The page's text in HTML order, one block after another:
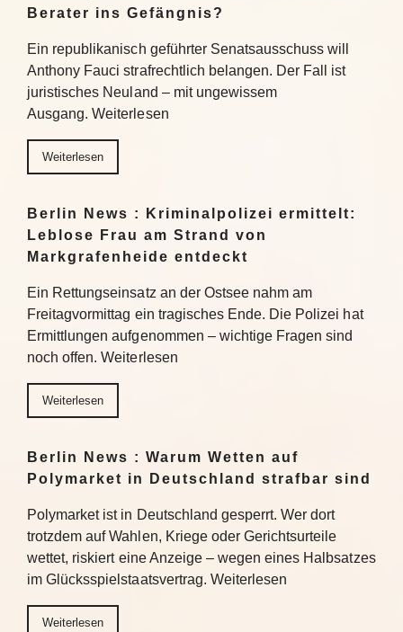
Berater ins Gefängnis?
Ein republikanisch geführter Senatsausschuss will
Anthony Fauci strafrechtlich belangen. Der Fall ist
juristisches Neuland – mit ungewissem
Ausgang. Weiterlesen
Weiterlesen
Berlin News : Kriminalpolizei ermittelt:
Leblose Frau am Strand von
Markgrafenheide entdeckt
Ein Rettungseinsatz an der Ostsee nahm am
Freitagvormittag ein tragisches Ende. Die Polizei hat
Ermittlungen aufgenommen – wichtige Fragen sind
noch offen. Weiterlesen
Weiterlesen
Berlin News : Warum Wetten auf
Polymarket in Deutschland strafbar sind
Polymarket ist in Deutschland gesperrt. Wer dort
trotzdem auf Wahlen, Kriege oder Gerichtsurteile
wettet, riskiert eine Anzeige – wegen eines Halbsatzes
im Glücksspielstaatsvertrag. Weiterlesen
Weiterlesen